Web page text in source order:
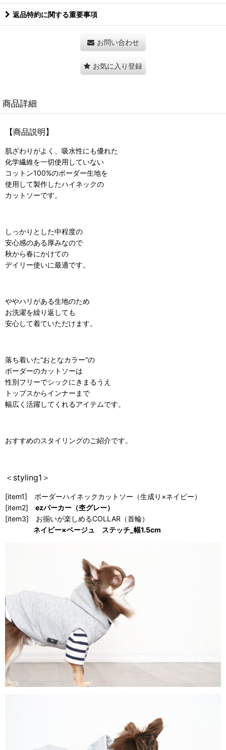
返品特約に関する重要事項
お問い合わせ
お気に入り登録
商品詳細
【商品説明】
肌ざわりがよく、吸水性にも優れた
化学繊維を一切使用していない
コットン100%のボーダー生地を
使用して製作したハイネックの
カットソーです。
しっかりとした中程度の
安心感のある厚みなので
秋から春にかけての
デイリー使いに最適です。
ややハリがある生地のため
お洗濯を繰り返しても
安心して着ていただけます。
落ち着いた“おとなカラー”の
ボーダーのカットソーは
性別フリーでシックにきまるうえ
トップスからインナーまで
幅広く活躍してくれるアイテムです。
おすすめのスタイリングのご紹介です。
＜styling1＞
[item1] ボーダーハイネックカットソー（生成り×ネイビー）
[item2] ezパーカー（杢グレー）
[item3] お揃いが楽しめるCOLLAR（首輪）
ネイビー×ベージュ ステッチ_幅1.5cm